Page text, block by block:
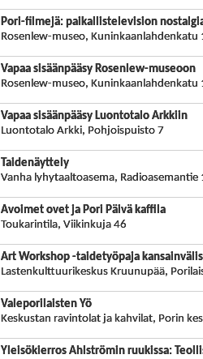
Pori-filmejä: paikallistelevision
Rosenlew-museo, Kuninkaanlahdenkatu
Vapaa sisäänpääsy Rosenlew-museoon
Rosenlew-museo, Kuninkaanlahdenkatu
Vapaa sisäänpääsy Luontotalo Arkkiin
Luontotalo Arkki, Pohjoispuisto 7
Taidenäyttely
Vanha lyhytaaltoasema, Radioasemantie
Avoimet ovet ja Pori Päivä kaffila
Toukarintila, Viikinkuja 46
Art Workshop -taidetyöpaja
Lastenkulttuurikeskus Kruunupää,
Valeporilaisten Yö
Keskustan ravintolat ja kahvilat, Porin
Yleisökierros Ahlströmin ruukissa: